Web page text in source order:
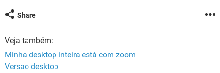
GUIA DE COMPRAS
Share
Veja também:
Minha desktop inteira está com zoom
Versao desktop